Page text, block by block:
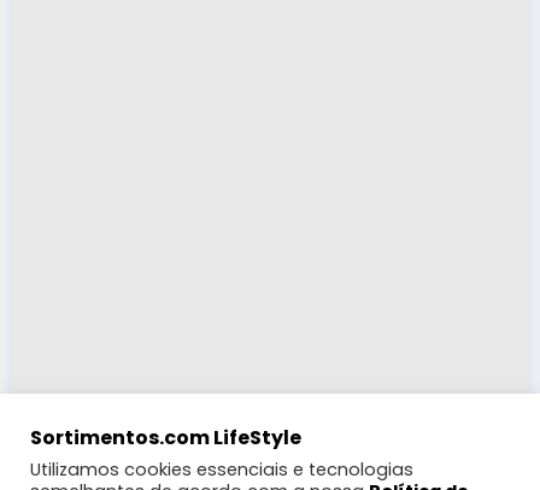
Sortimentos.com LifeStyle
Utilizamos cookies essenciais e tecnologias